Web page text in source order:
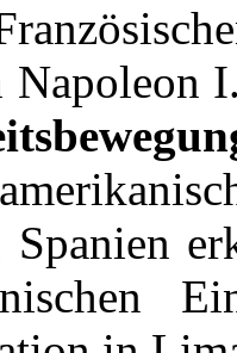
Napoleon
Spanien